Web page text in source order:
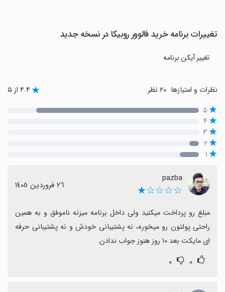
تغییرات برنامه خرید فالوور روبیکا در نسخه جدید
تغییر آیکن برنامه
نظرات و امتیازها ۴.۴ از ۵
۵
۴
۳
۲
۱
pazba
☆☆☆☆★ ٢٦ فروردین ١٤٠٥
ای مایکت بعد ۱۰ روز هنوز جواب ندادن.
۰ ۰